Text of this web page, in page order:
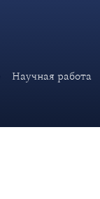
Научная работа